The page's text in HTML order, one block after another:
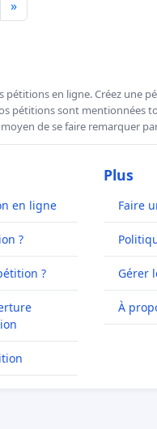
»
en ligne. Créez une
pétitions sont mentionnées
de se faire remarquer
en ligne
?
?
Plus
Faire
Gérer
À